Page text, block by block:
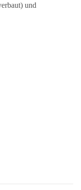
und